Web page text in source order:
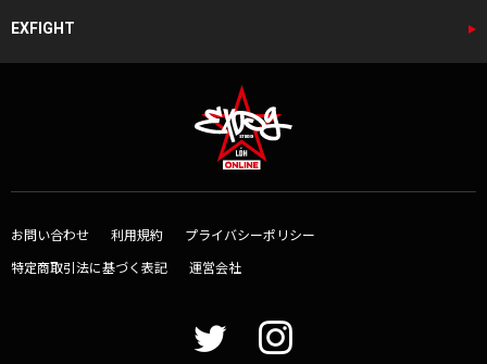
EXFIGHT
お問い合わせ 利用規約 プライバシーポリシー
特定商取引法に基づく表記 運営会社